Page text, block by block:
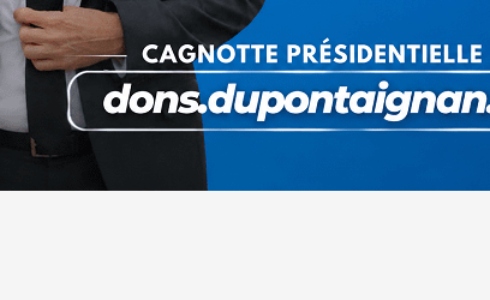
cet article
Partager
sur
Partager
sur
Partager
sur
WhatsApp